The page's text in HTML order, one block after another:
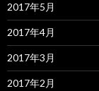
2017年5月
2017年4月
2017年3月
2017年2月